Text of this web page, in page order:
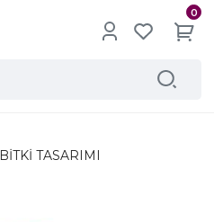
0
BİTKİ TASARIMI